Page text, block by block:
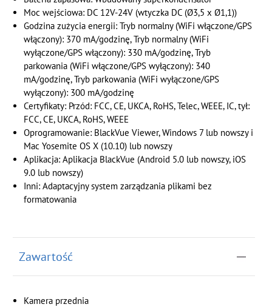
Moc wejściowa: DC 12V-24V (wtyczka DC (Ø3,5 x Ø1,1))
Godzina zużycia energii: Tryb normalny (WiFi włączone/GPS
włączony): 370 mA/godzinę, Tryb normalny (WiFi
wyłączone/GPS włączony): 330 mA/godzinę, Tryb
parkowania (WiFi włączone/GPS wyłączony): 340
mA/godzinę, Tryb parkowania (WiFi wyłączone/GPS
wyłączony): 300 mA/godzinę
Certyfikaty: Przód: FCC, CE, UKCA, RoHS, Telec, WEEE, IC, tył:
FCC, CE, UKCA, RoHS, WEEE
Oprogramowanie: BlackVue Viewer, Windows 7 lub nowszy i
Mac Yosemite OS X (10.10) lub nowszy
Aplikacja: Aplikacja BlackVue (Android 5.0 lub nowszy, iOS
9.0 lub nowszy)
Inni: Adaptacyjny system zarządzania plikami bez
formatowania
Zawartość
Kamera przednia